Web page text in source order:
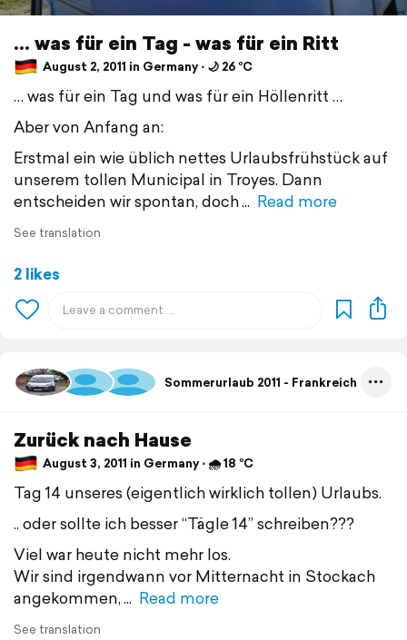
... was für ein Tag - was für ein Ritt
August 2, 2011 in Germany ⋅ 🌙 26 °C
… was für ein Tag und was für ein Höllenritt …
Aber von Anfang an:
Erstmal ein wie üblich nettes Urlaubsfrühstück auf
unserem tollen Municipal in Troyes. Dann
entscheiden wir spontan, doch
Read more
See translation
2 likes
Sommerurlaub 2011 - Frankreich
Zurück nach Hause
August 3, 2011 in Germany ⋅ 🌧 18 °C
Tag 14 unseres (eigentlich wirklich tollen) Urlaubs.
.. oder sollte ich besser “Tägle 14” schreiben???
Viel war heute nicht mehr los.
Wir sind irgendwann vor Mitternacht in Stockach
angekommen,
Read more
See translation